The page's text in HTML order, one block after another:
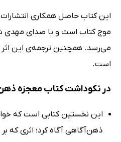
این کتاب حاصل همکاری
موج کتاب است و با صدای
می‌رسد. همچنین ترجمه‌ی این اثر
است.
در نکوداشت کتاب معجزه
این نخستین کتابی است که
ذهن‌آگاهی آگاه کرد؛ اثری که